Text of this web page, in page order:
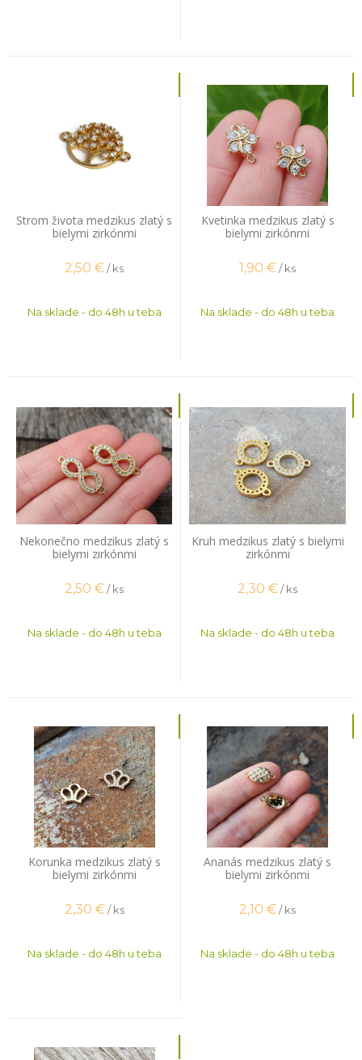
Strom života medzikus zlatý s
bielymi zirkónmi
2,50 €/ ks
Na sklade - do 48h u teba
Kvetinka medzikus zlatý s
bielymi zirkónmi
1,90 €/ ks
Na sklade - do 48h u teba
Nekonečno medzikus zlatý s
bielymi zirkónmi
2,50 €/ ks
Na sklade - do 48h u teba
Kruh medzikus zlatý s bielymi
zirkónmi
2,30 €/ ks
Na sklade - do 48h u teba
Korunka medzikus zlatý s
bielymi zirkónmi
2,30 € / ks
Na sklade - do 48h u teba
Ananás medzikus zlatý s
bielymi zirkónmi
2,10 €/ ks
Na sklade - do 48h u teba